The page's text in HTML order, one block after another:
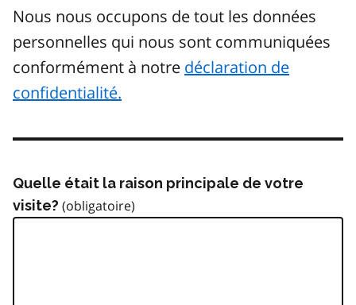
Nous nous occupons de tout les données
personnelles qui nous sont communiquées
conformément à notre déclaration de
confidentialité.
Quelle était la raison principale de votre
visite?